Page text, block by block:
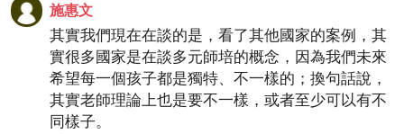
施惠文
其實我們現在在談的是，看了其他國家的案例，其
實很多國家是在談多元師培的概念，因為我們未來
希望每一個孩子都是獨特、不一樣的；換句話說，
其實老師理論上也是要不一樣，或者至少可以有不
同樣子。